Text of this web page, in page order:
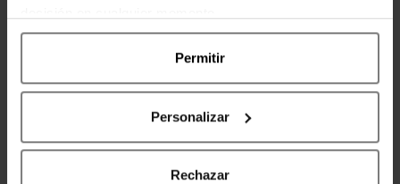
Permitir
Personalizar
Rechazar
Código descuento para